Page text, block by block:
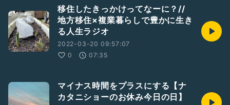
☆ナカタニショー
地域おこし協力隊OB
地域まるっと体感宿 玉村屋運営
その他、複業でやりたいことをやってる人
Twitter
詳細は↓↓
https://note.com/sho881112/n/n7bf6bb9b3c7a
移住したきっかけってなーに？//
地方移住×複業暮らしで豊かに生き
る人生ラジオ
2022-03-20 09:57:07
0
07:35
マイナス時間をプラスにする【ナ
カタニショーのお休み今日の日】